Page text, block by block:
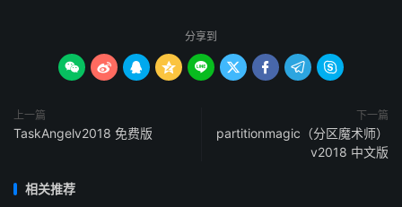
分享到
        
上一篇
TaskAngelv2018 免费版
下一篇
partitionmagic（分区魔术师）
v2018 中文版
相关推荐